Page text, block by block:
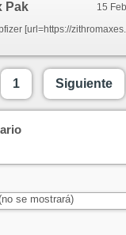
15
Pak
1 Siguiente
se mostrará)